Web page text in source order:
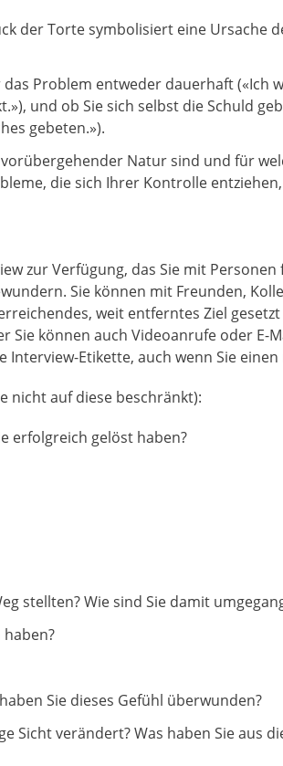
der Torte symbolisiert eine Ursache
Problem entweder dauerhaft («Ich
und ob Sie sich selbst die Schuld
gebeten.»).
Natur sind und für
die sich Ihrer Kontrolle
zur Verfügung, das Sie mit
Sie können mit Freunden,
weit entferntes Ziel
können auch Videoanrufe oder E-
Etikette, auch wenn Sie
nicht auf diese beschränkt):
erfolgreich gelöst haben?
stellten? Wie sind Sie damit
Sie dieses Gefühl überwunden?
Sicht verändert? Was haben Sie aus